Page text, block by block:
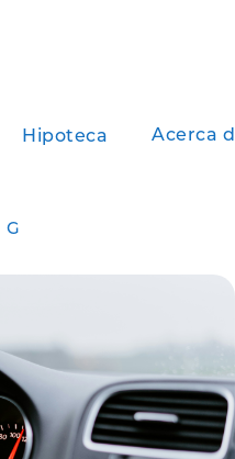
Hipoteca Acerca